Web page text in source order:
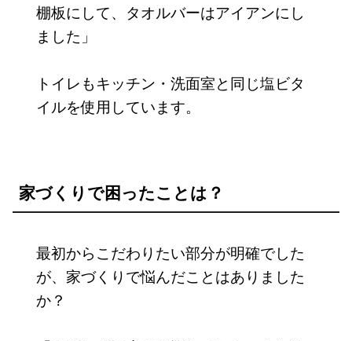
棚板にして、タオルバーはアイアンにし
ました」
トイレもキッチン・洗面室と同じ塩ビタ
イルを使用しています。
家づくりで困ったことは？
最初からこだわりたい部分が明確でした
が、家づくりで悩んだことはありました
か？